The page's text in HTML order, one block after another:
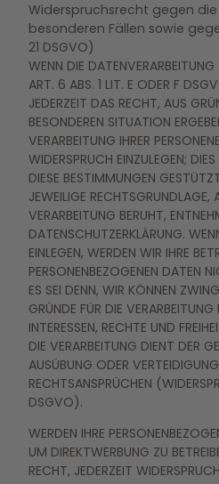
Widerspruchsrecht gegen
besonderen Fällen sowie
21 DSGVO)
WENN DIE
ART. 6 ABS. 1 LIT. E ODER F
JEDERZEIT DAS RECHT, AUS
BESONDEREN SITUATION
VERARBEITUNG IHRER
WIDERSPRUCH EINZULEGEN;
DIESE BESTIMMUNGEN
JEWEILIGE RECHTSGRUNDLAGE,
VERARBEITUNG BERUHT,
DATENSCHUTZERKLÄRUNG.
EINLEGEN, WERDEN WIR IHRE
PERSONENBEZOGENEN DATEN
ES SEI DENN, WIR KÖNNEN
GRÜNDE FÜR DIE
INTERESSEN, RECHTE UND
DIE VERARBEITUNG DIENT DER
AUSÜBUNG ODER
RECHTSANSPRÜCHEN
DSGVO).
WERDEN IHRE
UM DIREKTWERBUNG ZU
RECHT, JEDERZEIT